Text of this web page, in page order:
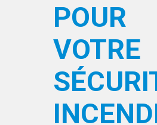
POUR
VOTRE